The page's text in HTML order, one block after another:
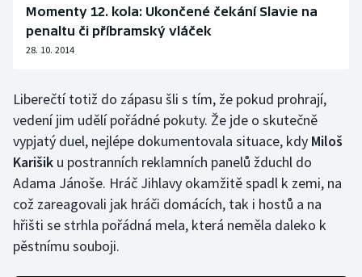
Momenty 12. kola: Ukončené čekání Slavie na
penaltu či příbramský vláček
28. 10. 2014
Liberečtí totiž do zápasu šli s tím, že pokud prohrají,
vedení jim udělí pořádné pokuty. Že jde o skutečně
vypjatý duel, nejlépe dokumentovala situace, kdy Miloš
Karišik u postranních reklamních panelů žduchl do
Adama Jánoše. Hráč Jihlavy okamžitě spadl k zemi, na
což zareagovali jak hráči domácích, tak i hostů a na
hřišti se strhla pořádná mela, která neměla daleko k
pěstnímu souboji.